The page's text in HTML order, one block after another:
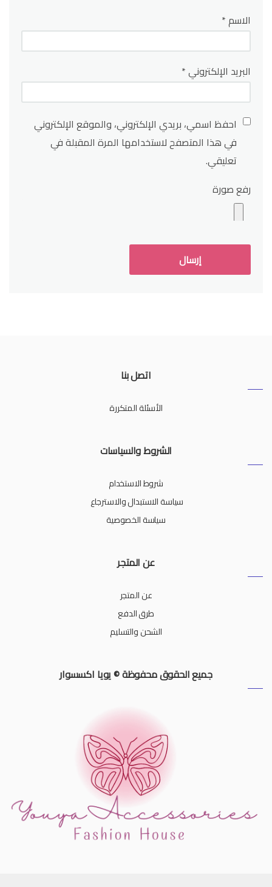
الاسم*
البريد الإلكتروني*
احفظ اسمي، بريدي الإلكتروني، والموقع الإلكتروني
في هذا المتصفح لاستخدامها المرة المقبلة في
تعليقي.
رفع صورة
اتصل بنا
الأسئلة المتكررة
الشروط والسياسات
شروط الاستخدام
سياسة الاستبدال والاسترجاع
سياسة الخصوصية
عن المتجر
عن المتجر
طرق الدفع
الشحن والتسليم
جميع الحقوق محفوظة © يويا اكسسوار